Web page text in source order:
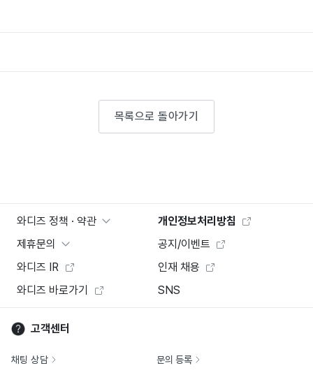
목록으로 돌아가기
와디즈 정책 · 약관
개인정보처리방침
제휴문의
공지/이벤트
와디즈 IR
인재 채용
와디즈 바로가기
SNS
고객센터
채팅 상담 문의 등록